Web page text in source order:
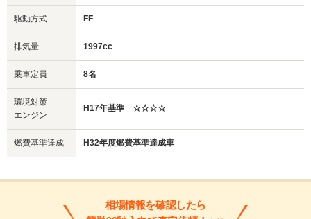
駆動方式 FF
排気量 1997cc
乗車定員 8名
環境対策
エンジン
H17年基準 ☆☆☆☆
燃費基準達成 H32年度燃費基準達成車
相場情報を確認したら